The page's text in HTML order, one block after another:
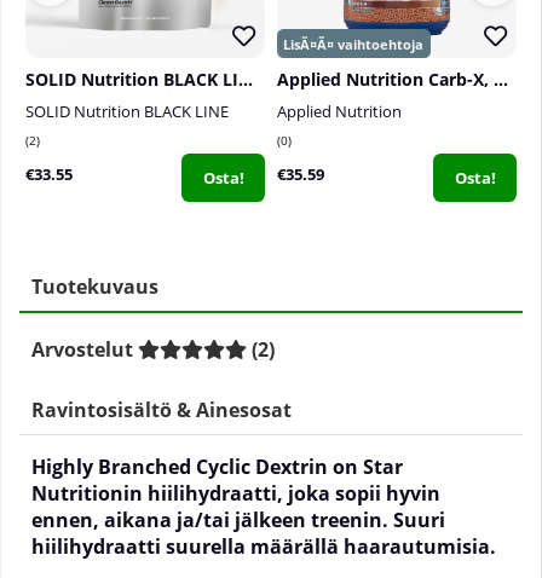
SOLID Nutrition BLACK LINE H.B.C.D, 900 g
SOLID Nutrition BLACK LINE
2
€33.55 Osta!
Applied Nutrition Carb-X, 1200 g
Applied Nutrition
0
€35.59 Osta!
Tuotekuvaus
Arvostelut (2)
Ravintosisältö & Ainesosat
Highly Branched Cyclic Dextrin on Star
Nutritionin hiilihydraatti, joka sopii hyvin
ennen, aikana ja/tai jälkeen treenin. Suuri
hiilihydraatti suurella määrällä haarautumisia.